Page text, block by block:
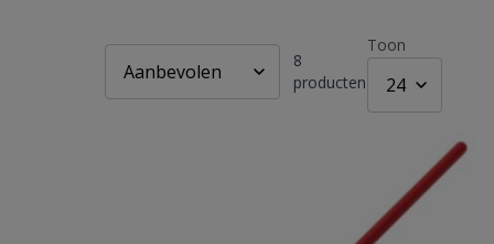
8
producten
Toon